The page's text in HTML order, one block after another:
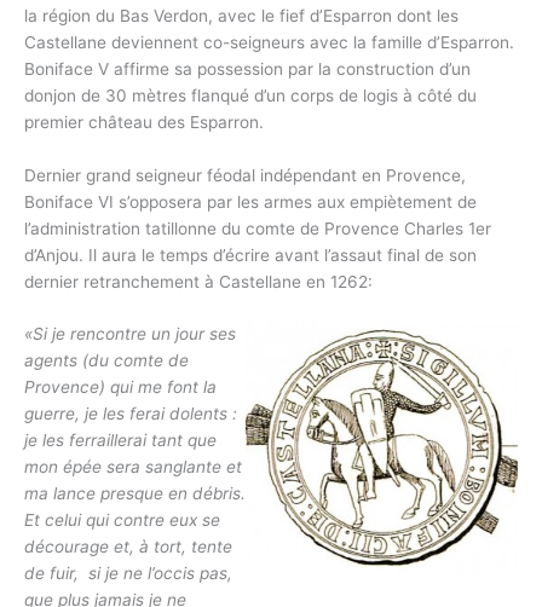
la région du Bas Verdon, avec le fief d’Esparron dont les
Castellane deviennent co-seigneurs avec la famille d’Esparron.
Boniface V affirme sa possession par la construction d’un
donjon de 30 mètres flanqué d’un corps de logis à côté du
premier château des Esparron.
Dernier grand seigneur féodal indépendant en Provence,
Boniface VI s’opposera par les armes aux empiètement de
l’administration tatillonne du comte de Provence Charles 1er
d’Anjou. Il aura le temps d’écrire avant l’assaut final de son
dernier retranchement à Castellane en 1262:
«Si je rencontre un jour ses
agents (du comte de
Provence) qui me font la
guerre, je les ferai dolents :
je les ferraillerai tant que
mon épée sera sanglante et
ma lance presque en débris.
Et celui qui contre eux se
décourage et, à tort, tente
de fuir, si je ne l’occis pas,
que plus jamais je ne